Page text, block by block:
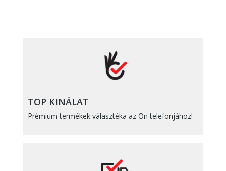
TOP KINÁLAT
Prémium termékek választéka az Ön telefonjához!